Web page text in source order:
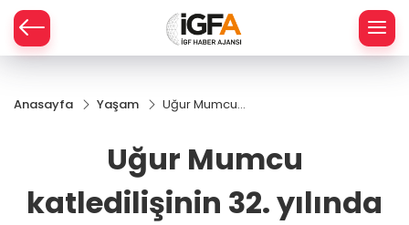
Anasayfa Yaşam
Uğur Mumcu
Bursa
anıldı
Uğur Mumcu
katledilişinin 32. yılında